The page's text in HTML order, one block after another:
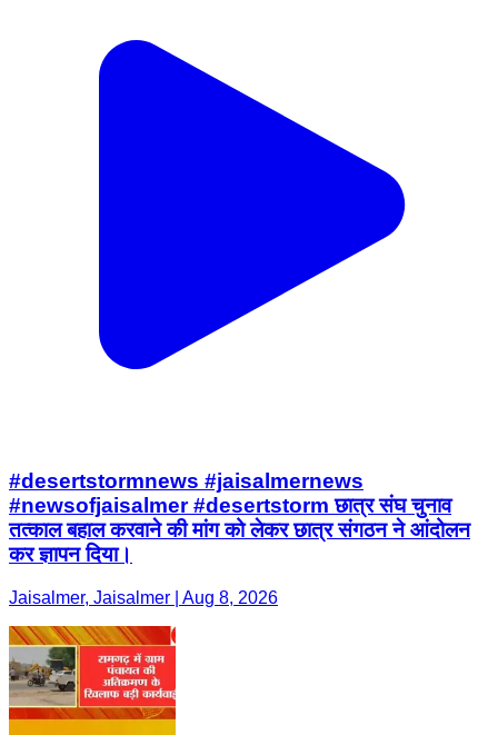
#desertstormnews #jaisalmernews
#newsofjaisalmer #desertstorm छात्र संघ चुनाव
तत्काल बहाल करवाने की मांग को लेकर छात्र संगठन ने आंदोलन
कर ज्ञापन दिया।
Jaisalmer, Jaisalmer | Aug 8, 2026